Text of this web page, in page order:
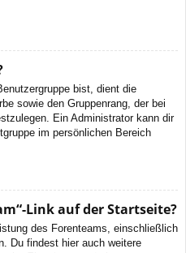
bist, dient die
sowie den Gruppenrang, der bei
Ein Administrator kann dir
im persönlichen Bereich
Link auf der Startseite?
des Forenteams, einschließlich
Du findest hier auch weitere